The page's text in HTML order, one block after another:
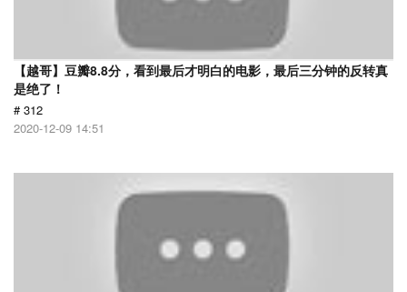
【越哥】豆瓣8.8分，看到最后才明白的电影，最后三分钟的反转真
是绝了！
# 312
2020-12-09 14:51